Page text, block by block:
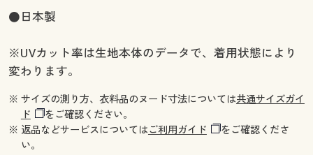
●日本製
※UVカット率は生地本体のデータで、着用状態により
変わります。
※ サイズの測り方、衣料品のヌード寸法については共通サイズガイ
ド
をご確認ください。
※ 返品などサービスについてはご利用ガイド
をご確認くださ
い。